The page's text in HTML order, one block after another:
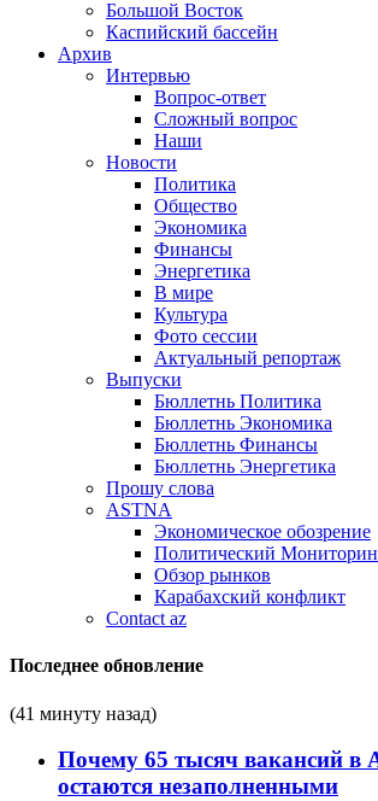
Большой Восток
Каспийский бассейн
Архив
Интервью
Вопрос-ответ
Сложный вопрос
Наши
Новости
Политика
Общество
Экономика
Финансы
Энергетика
В мире
Культура
Фото сессии
Актуальный репортаж
Выпуски
Бюллетнь Политика
Бюллетнь Экономика
Бюллетнь Финансы
Бюллетнь Энергетика
Прошу слова
ASTNA
Экономическое обозрение
Политический
Обзор рынков
Карабахский конфликт
Contact az
Последнее обновление
(41 минуту назад)
Почему 65 тысяч вакансий в
остаются незаполненными